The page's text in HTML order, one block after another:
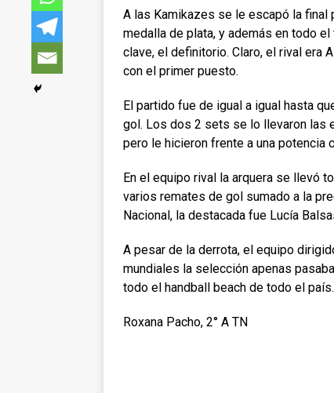
A las Kamikazes se le escapó la final
medalla de plata, y además en todo
clave, el definitorio. Claro, el rival era
con el primer puesto.
El partido fue de igual a igual hasta
gol. Los dos 2 sets se lo llevaron las
pero le hicieron frente a una potencia
En el equipo rival la arquera se llevó
varios remates de gol sumado a la
Nacional, la destacada fue Lucía
A pesar de la derrota, el equipo
mundiales la selección apenas
todo el handball beach de todo el país.
Roxana Pacho, 2° A TN